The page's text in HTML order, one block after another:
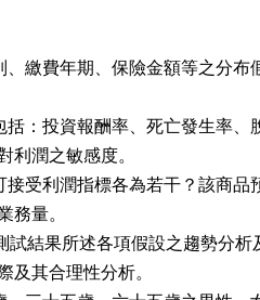
、繳費年期、保險金額等之分布
括：投資報酬率、死亡發生率、
利潤之敏感度。
接受利潤指標各為若干？該商品
務量。
測試結果所述各項假設之趨勢分
及其合理性分析。